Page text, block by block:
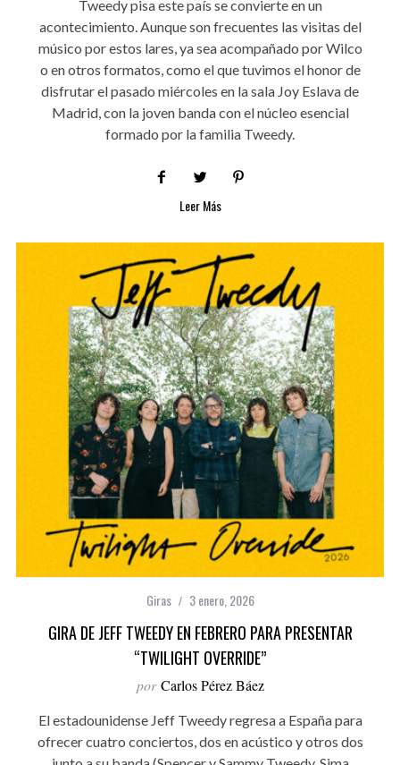
Tweedy pisa este país se convierte en un
acontecimiento. Aunque son frecuentes las visitas del
músico por estos lares, ya sea acompañado por Wilco
o en otros formatos, como el que tuvimos el honor de
disfrutar el pasado miércoles en la sala Joy Eslava de
Madrid, con la joven banda con el núcleo esencial
formado por la familia Tweedy.
Leer Más
Giras 3 enero, 2026
GIRA DE JEFF TWEEDY EN FEBRERO PARA PRESENTAR
“TWILIGHT OVERRIDE”
por Carlos Pérez Báez
El estadounidense Jeff Tweedy regresa a España para
ofrecer cuatro conciertos, dos en acústico y otros dos